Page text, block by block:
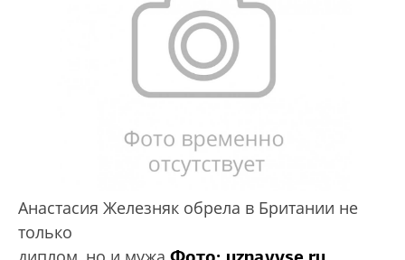
Анастасия Железняк обрела в Британии не
только